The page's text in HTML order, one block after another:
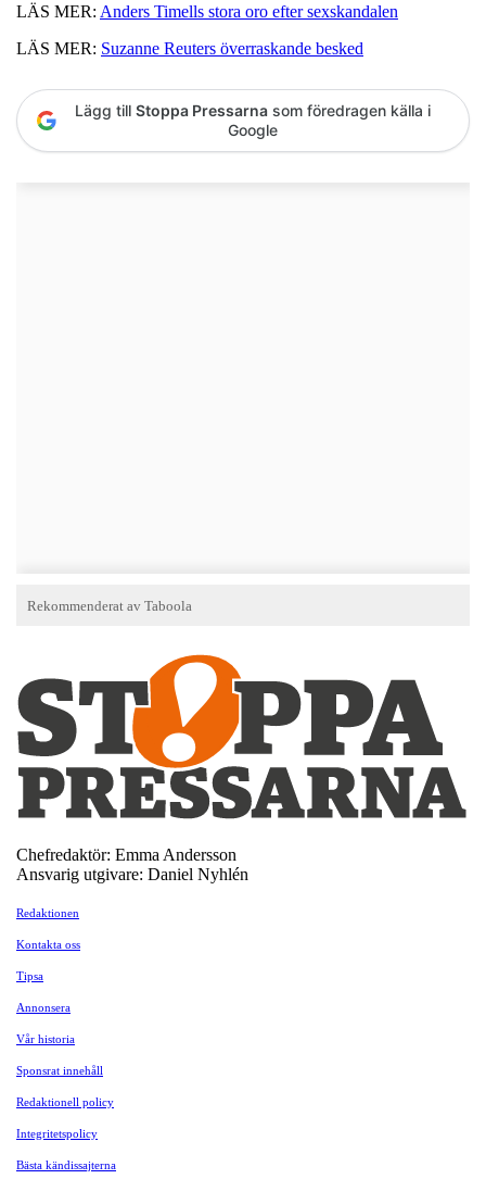
LÄS MER: Anders Timells stora oro efter sexskandalen
LÄS MER: Suzanne Reuters överraskande besked
Lägg till Stoppa Pressarna som föredragen källa i
Google
Chefredaktör: Emma Andersson
Ansvarig utgivare: Daniel Nyhlén
Redaktionen
Kontakta oss
Tipsa
Annonsera
Vår historia
Sponsrat innehåll
Redaktionell policy
Integritetspolicy
Bästa kändissajterna